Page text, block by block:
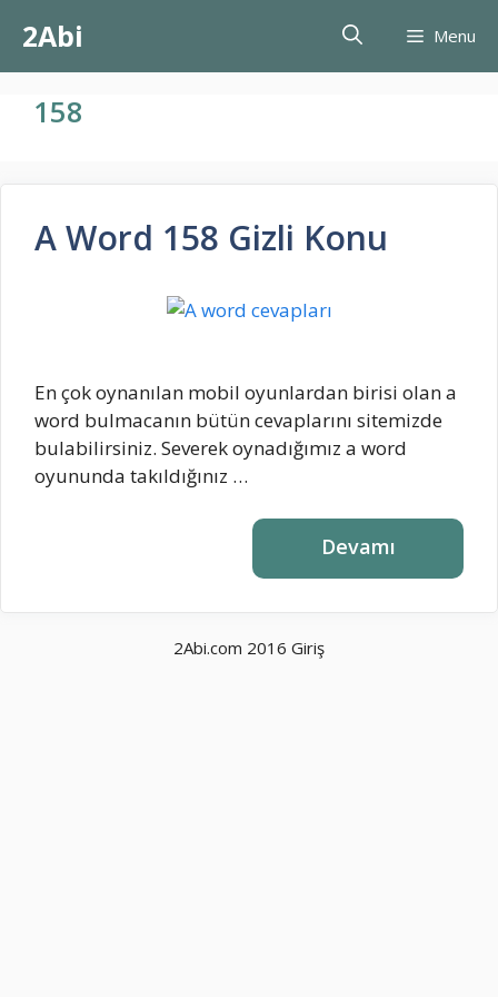
atla2Abi Menu
158
A Word 158 Gizli Konu
En çok oynanılan mobil oyunlardan birisi olan a
word bulmacanın bütün cevaplarını sitemizde
bulabilirsiniz. Severek oynadığımız a word
oyununda takıldığınız …
Devamı
2Abi.com 2016 Giriş